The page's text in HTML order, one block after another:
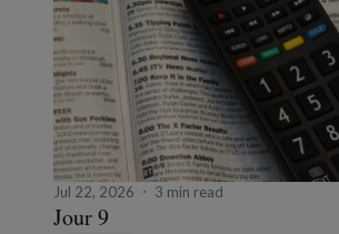
Jul 22, 2026 3 min read
Jour 9